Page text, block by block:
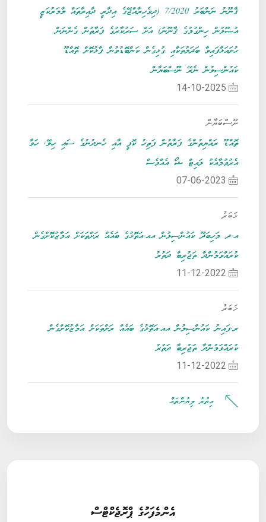
ޤާނޫނު ނަންބަރު 7/2020 (ދިވެހިރާއްޖޭގެ އިދާރީ ދާއިރާތައް ލާމަރުކަޒީ
އުޞޫލުން ހިންގުމުގެ ޤާނޫނު) އަށް ސަރުކާރުގެ ފަރާތުން ގެންނަން
ހުށައަޅާފައިވާ ބަދަލުތަކާއި ގުޅިގެން ކަންބޮޑުވުން ފާޅުކޮށް ތޮއްޑޫ
ކައުންސިލުން ނެރޭ ނޫސްބަޔާން
ނޫސްބަޔާން
ތޮއްޑޫ ރައްޔިތުންގެ ފަރާތުން ފަތިހު ކޮފީ އާއި ހެނދުނުގެ ސައި ހިލޭ, ހަވާ
އެރުވުމާއެކު ލައިޓް ޝޯ އެއްވެސް
ޚަބަރު
އ.ދ މަހިބަދޫ ކައުންސިލުން އއ.އަތޮޅުގެ ބައެއް ރަށްތަކަށް އަމާޒުކޮށްގެން
ކުރައްވަމުންދާ ތަޖުރިބާ ދަތުރު
ޚަބަރު
ރ.ފައިނު ކައުންސިލުން އއ.އަތޮޅުގެ ބައެއް ރަށްތަކަށް އަމާޒުކޮށްގެން
ކުރައްވަމުންދާ ތަޖުރިބާ ދަތުރު
އިތުރު ލިޔުންތައް
އެންމެފަހުގެ ޕްރޮޖެކްޓްސް